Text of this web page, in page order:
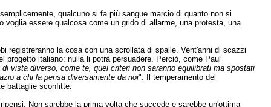
qualcuno si fa più sangue marcio di quanto non si
essere qualcosa come un grido di allarme, una protesta, una
registreranno la cosa con una scrollata di spalle. Vent'anni di scazzi
italiano: nulla li potrà persuadere. Perciò, come Paul
vista diverso, come te, quei criteri non saranno equilibrati ma spostati
a chi la pensa diversamente da noi". Il temperamento del
battaglie sconfitte.
Non sarebbe la prima volta che succede e sarebbe un'ottima